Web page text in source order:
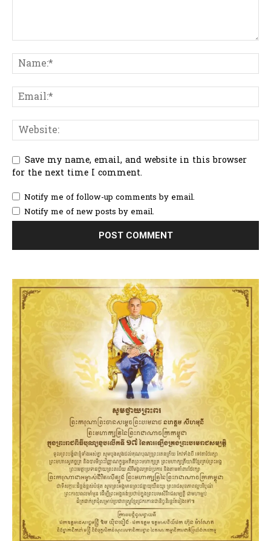
Save my name, email, and website in this browser
for the next time I comment.
Notify me of follow-up comments by email.
Notify me of new posts by email.